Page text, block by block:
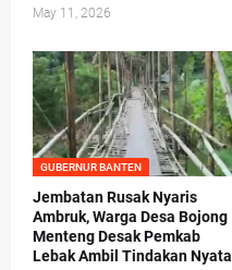
May 11, 2026
GUBERNUR BANTEN
Jembatan Rusak Nyaris
Ambruk, Warga Desa Bojong
Menteng Desak Pemkab
Lebak Ambil Tindakan Nyata